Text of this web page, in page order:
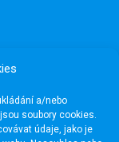
a/nebo
soubory cookies.
údaje, jako je